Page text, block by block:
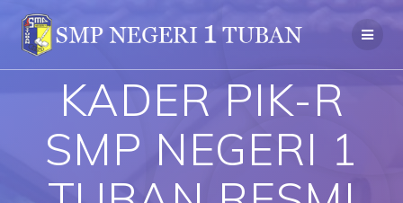
to
content
KADER PIK-R
SMP NEGERI 1